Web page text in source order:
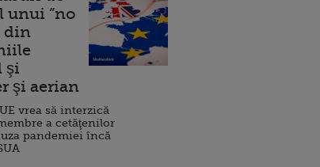
unui ”no
din
şi
şi aerian
vrea să interzică
a cetăţenilor
pandemiei încă